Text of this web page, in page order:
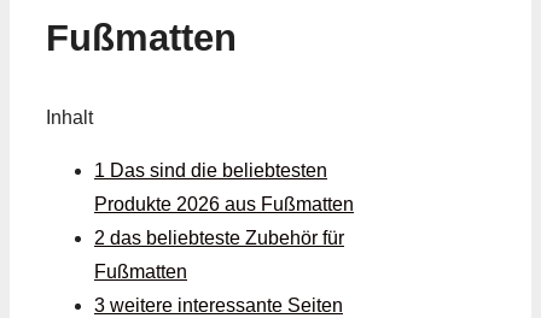
Fußmatten
Inhalt
1 Das sind die beliebtesten
Produkte 2026 aus Fußmatten
2 das beliebteste Zubehör für
Fußmatten
3 weitere interessante Seiten